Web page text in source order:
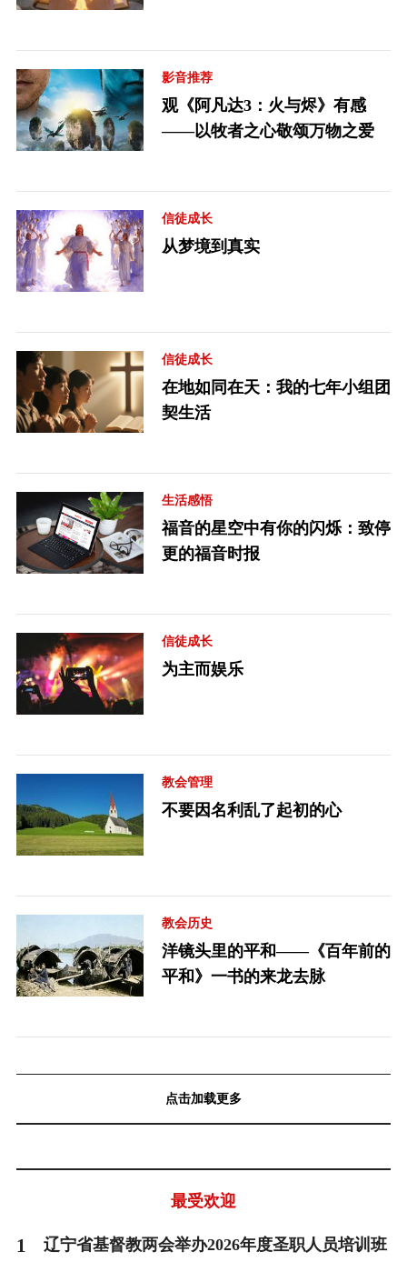
影音推荐
观《阿凡达3：火与烬》有感
——以牧者之心敬颂万物之爱
信徒成长
从梦境到真实
信徒成长
在地如同在天：我的七年小组团
契生活
生活感悟
福音的星空中有你的闪烁：致停
更的福音时报
信徒成长
为主而娱乐
教会管理
不要因名利乱了起初的心
教会历史
洋镜头里的平和——《百年前的
平和》一书的来龙去脉
点击加载更多
最受欢迎
1 辽宁省基督教两会举办2026年度圣职人员培训班